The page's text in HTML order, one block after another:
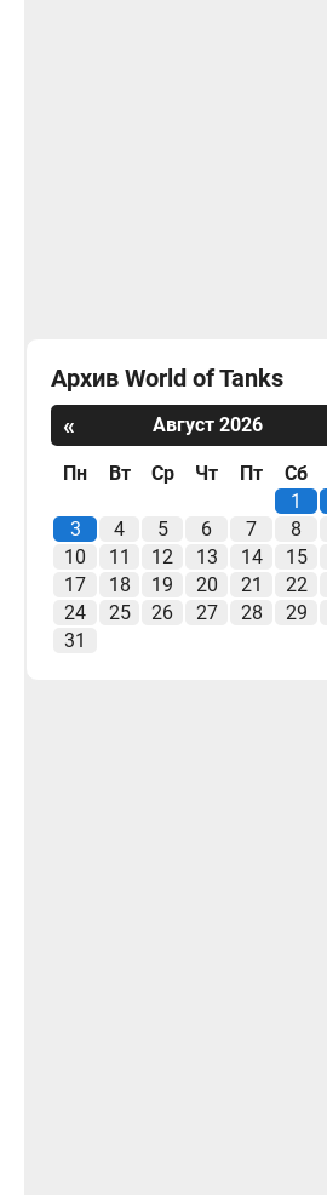
Архив World of Tanks
«
Август 2026
Пн Вт Ср Чт Пт
Сб
1
3
4 5 6 7
8
10
11 12 13 14
15
17
18 19 20 21
22
24
25 26 27 28
29
31